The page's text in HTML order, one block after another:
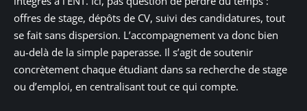
offres de stage, dépôts de CV, suivi des candidatures, tout
se fait sans dispersion. L’accompagnement va donc bien
au-delà de la simple paperasse. Il s’agit de soutenir
concrètement chaque étudiant dans sa recherche de stage
ou d’emploi, en centralisant tout ce qui compte.